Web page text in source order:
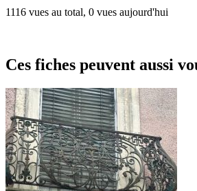
1116 vues au total, 0 vues aujourd'hui
Ces fiches peuvent aussi